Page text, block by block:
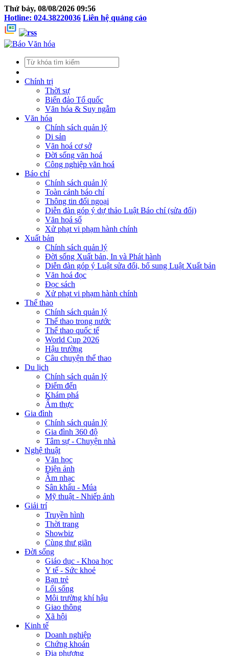
Thứ bảy, 08/08/2026 09:56
Hotline: 024.38220036 Liên hệ quảng cáo
Chính trị
Thời sự
Biển đảo Tổ quốc
Văn hóa & Suy ngẫm
Văn hóa
Chính sách quản lý
Di sản
Văn hoá cơ sở
Đời sống văn hoá
Công nghiệp văn hoá
Báo chí
Chính sách quản lý
Toàn cảnh báo chí
Thông tin đối ngoại
Diễn đàn góp ý dự thảo Luật Báo chí (sửa đổi)
Văn hoá số
Xử phạt vi phạm hành chính
Xuất bản
Chính sách quản lý
Đời sống Xuất bản, In và Phát hành
Diễn đàn góp ý Luật sửa đổi, bổ sung Luật Xuất bản
Văn hoá đọc
Đọc sách
Xử phạt vi phạm hành chính
Thể thao
Chính sách quản lý
Thể thao trong nước
Thể thao quốc tế
World Cup 2026
Hậu trường
Câu chuyện thể thao
Du lịch
Chính sách quản lý
Điểm đến
Khám phá
Ẩm thực
Gia đình
Chính sách quản lý
Gia đình 360 độ
Tâm sự - Chuyện nhà
Nghệ thuật
Văn học
Điện ảnh
Âm nhạc
Sân khấu - Múa
Mỹ thuật - Nhiếp ảnh
Giải trí
Truyền hình
Thời trang
Showbiz
Cùng thư giãn
Đời sống
Giáo dục - Khoa học
Y tế - Sức khoẻ
Bạn trẻ
Lối sống
Môi trường khí hậu
Giao thông
Xã hội
Kinh tế
Doanh nghiệp
Chứng khoán
Địa phương